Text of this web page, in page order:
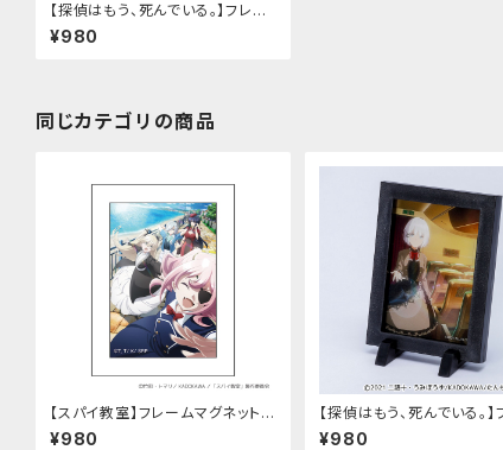
【探偵はもう、死んでいる。】フレー
ムマグネット（1弾-A）
¥980
同じカテゴリの商品
【スパイ教室】フレームマグネット
（2nd Seasonティザー）
¥980
【探偵はもう、死んでいる。】
ムマグネット（1弾-B）
¥980